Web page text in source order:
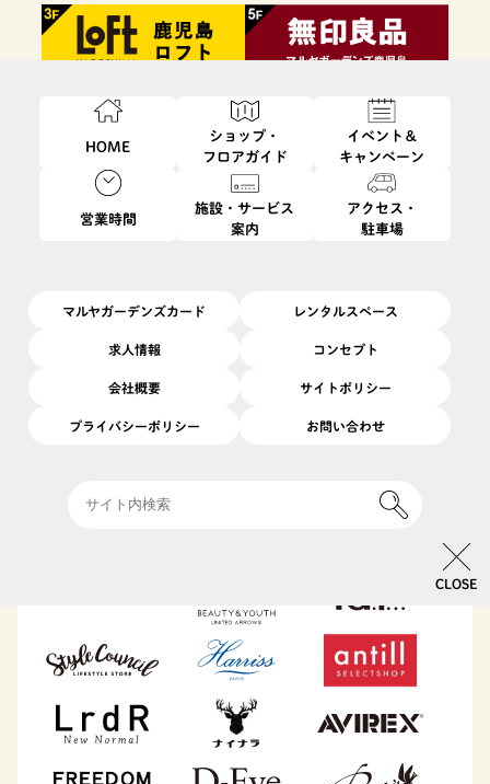
HOME
ショップ・
フロアガイド
イベント＆
キャンペーン
営業時間
施設・サービス
案内
アクセス・
駐車場
マルヤガーデンズカード レンタルスペース
求人情報 コンセプト
会社概要 サイトポリシー
プライバシーポリシー お問い合わせ
CLOSE